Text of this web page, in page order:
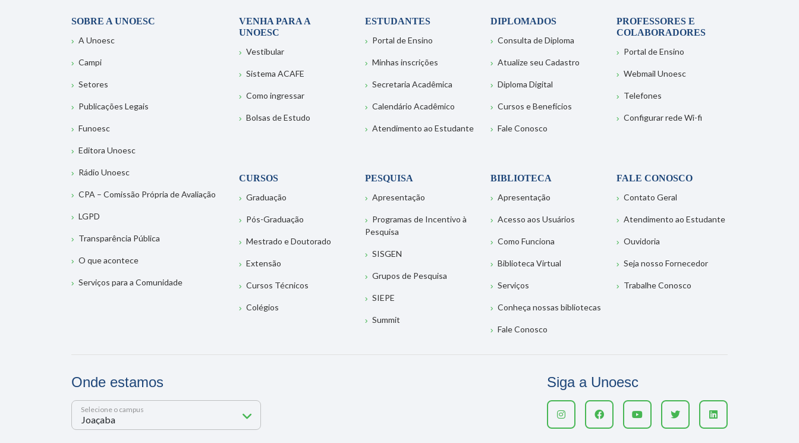
SOBRE A UNOESC
A Unoesc
Campi
Setores
Publicações Legais
Funoesc
Editora Unoesc
Rádio Unoesc
CPA – Comissão Própria de Avaliação
LGPD
Transparência Pública
O que acontece
Serviços para a Comunidade
VENHA PARA A
UNOESC
Vestibular
Sistema ACAFE
Como ingressar
Bolsas de Estudo
ESTUDANTES
Portal de Ensino
Minhas inscrições
Secretaria Acadêmica
Calendário Acadêmico
Atendimento ao Estudante
DIPLOMADOS
Consulta de Diploma
Atualize seu Cadastro
Diploma Digital
Cursos e Benefícios
Fale Conosco
PROFESSORES E
COLABORADORES
Portal de Ensino
Webmail Unoesc
Telefones
Configurar rede Wi-fi
CURSOS
Graduação
Pós-Graduação
Mestrado e Doutorado
Extensão
Cursos Técnicos
Colégios
PESQUISA
Apresentação
Programas de Incentivo à
Pesquisa
SISGEN
Grupos de Pesquisa
SIEPE
Summit
BIBLIOTECA
Apresentação
Acesso aos Usuários
Como Funciona
Biblioteca Virtual
Serviços
Conheça nossas bibliotecas
Fale Conosco
FALE CONOSCO
Contato Geral
Atendimento ao Estudante
Ouvidoria
Seja nosso Fornecedor
Trabalhe Conosco
Onde estamos
Selecione o campus
Siga a Unoesc